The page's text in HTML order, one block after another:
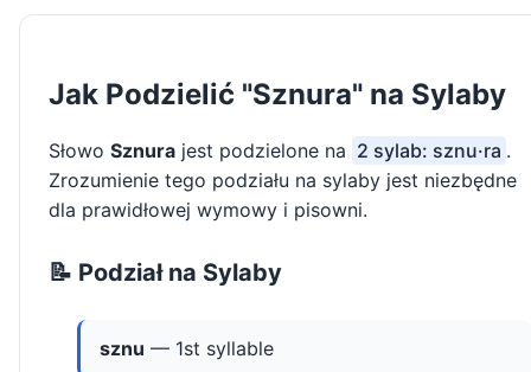
Jak Podzielić "Sznura" na Sylaby
Słowo Sznura jest podzielone na 2 sylab: sznu·ra .
Zrozumienie tego podziału na sylaby jest niezbędne
dla prawidłowej wymowy i pisowni.
📝 Podział na Sylaby
sznu — 1st syllable